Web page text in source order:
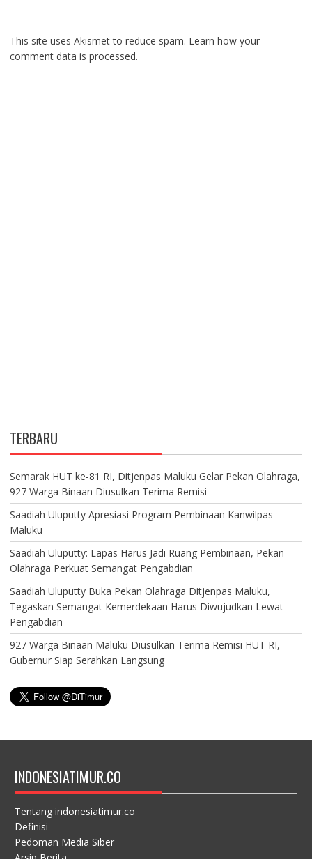
This site uses Akismet to reduce spam. Learn how your
comment data is processed.
TERBARU
Semarak HUT ke-81 RI, Ditjenpas Maluku Gelar Pekan Olahraga,
927 Warga Binaan Diusulkan Terima Remisi
Saadiah Uluputty Apresiasi Program Pembinaan Kanwilpas
Maluku
Saadiah Uluputty: Lapas Harus Jadi Ruang Pembinaan, Pekan
Olahraga Perkuat Semangat Pengabdian
Saadiah Uluputty Buka Pekan Olahraga Ditjenpas Maluku,
Tegaskan Semangat Kemerdekaan Harus Diwujudkan Lewat
Pengabdian
927 Warga Binaan Maluku Diusulkan Terima Remisi HUT RI,
Gubernur Siap Serahkan Langsung
INDONESIATIMUR.CO
Tentang indonesiatimur.co
Definisi
Pedoman Media Siber